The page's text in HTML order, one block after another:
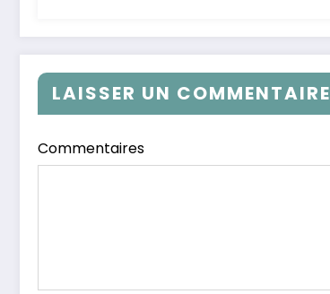
LAISSER UN COMMENTAIRE
Commentaires